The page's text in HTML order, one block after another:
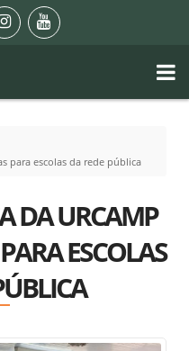
para escolas da rede pública
DA URCAMP
ESCOLAS